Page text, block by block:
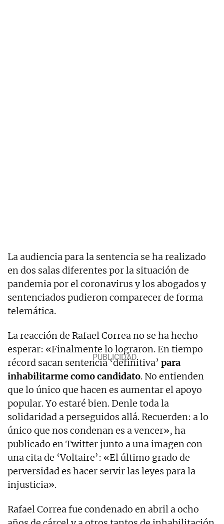
La audiencia para la sentencia se ha realizado
en dos salas diferentes por la situación de
pandemia por el coronavirus y los abogados y
sentenciados pudieron comparecer de forma
telemática.
La reacción de Rafael Correa no se ha hecho
esperar: «Finalmente lo lograron. En tiempo
récord sacan sentencia ‘definitiva’ para
inhabilitarme como candidato. No entienden
que lo único que hacen es aumentar el apoyo
popular. Yo estaré bien. Denle toda la
solidaridad a perseguidos allá. Recuerden: a lo
único que nos condenan es a vencer», ha
publicado en Twitter junto a una imagen con
una cita de ‘Voltaire’: «El último grado de
perversidad es hacer servir las leyes para la
injusticia».
Rafael Correa fue condenado en abril a ocho